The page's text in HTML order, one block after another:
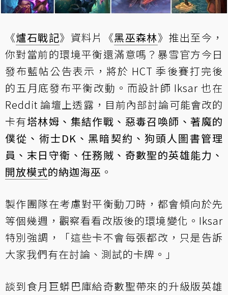
《爐石戰記》資料片《黑巫森林》推出至今，
你對當前的環境平衡還滿意嗎？暴雪官方今日
發布藍帖公告表示，將於 HCT 季後賽打完後
的五月底發布平衡改動。而設計師 Iksar 也在
Reddit 論壇上透露 ，目前內部討論可能會改的
卡有塔林姆、集結作戰、惡毒召喚師、著魔的
僕從、術士DK、黑暗契約、狗頭人圖書管理
員、末日守衛、任務賊、奇數聖的英雄能力、
開放模式的納迦海巫 。
製作團隊在考慮對平衡動刀時，都會傾向於先
等個幾週，觀察看看改版後的環境變化。Iksar
特別強調，「這些卡不會每張都改，只是告訴
大家我們有在討論、測試的卡牌。」
談到食月巨蟒巴庫給奇數聖帶來的升級版英雄